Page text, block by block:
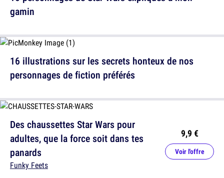
gamin
Des chaussettes Star Wars pour
adultes, que la force soit dans tes
panards
Funky Feets
9,9 €
Voir l'offre
16 illustrations sur les secrets honteux de nos
personnages de fiction préférés